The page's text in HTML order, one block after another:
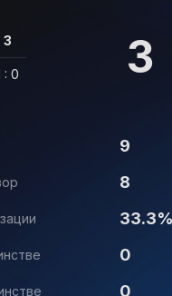
3
: 0 3
9
8
0
0